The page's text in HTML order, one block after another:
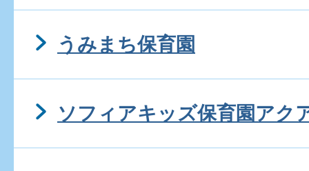
うみまち保育園
ソフィアキッズ保育園アク